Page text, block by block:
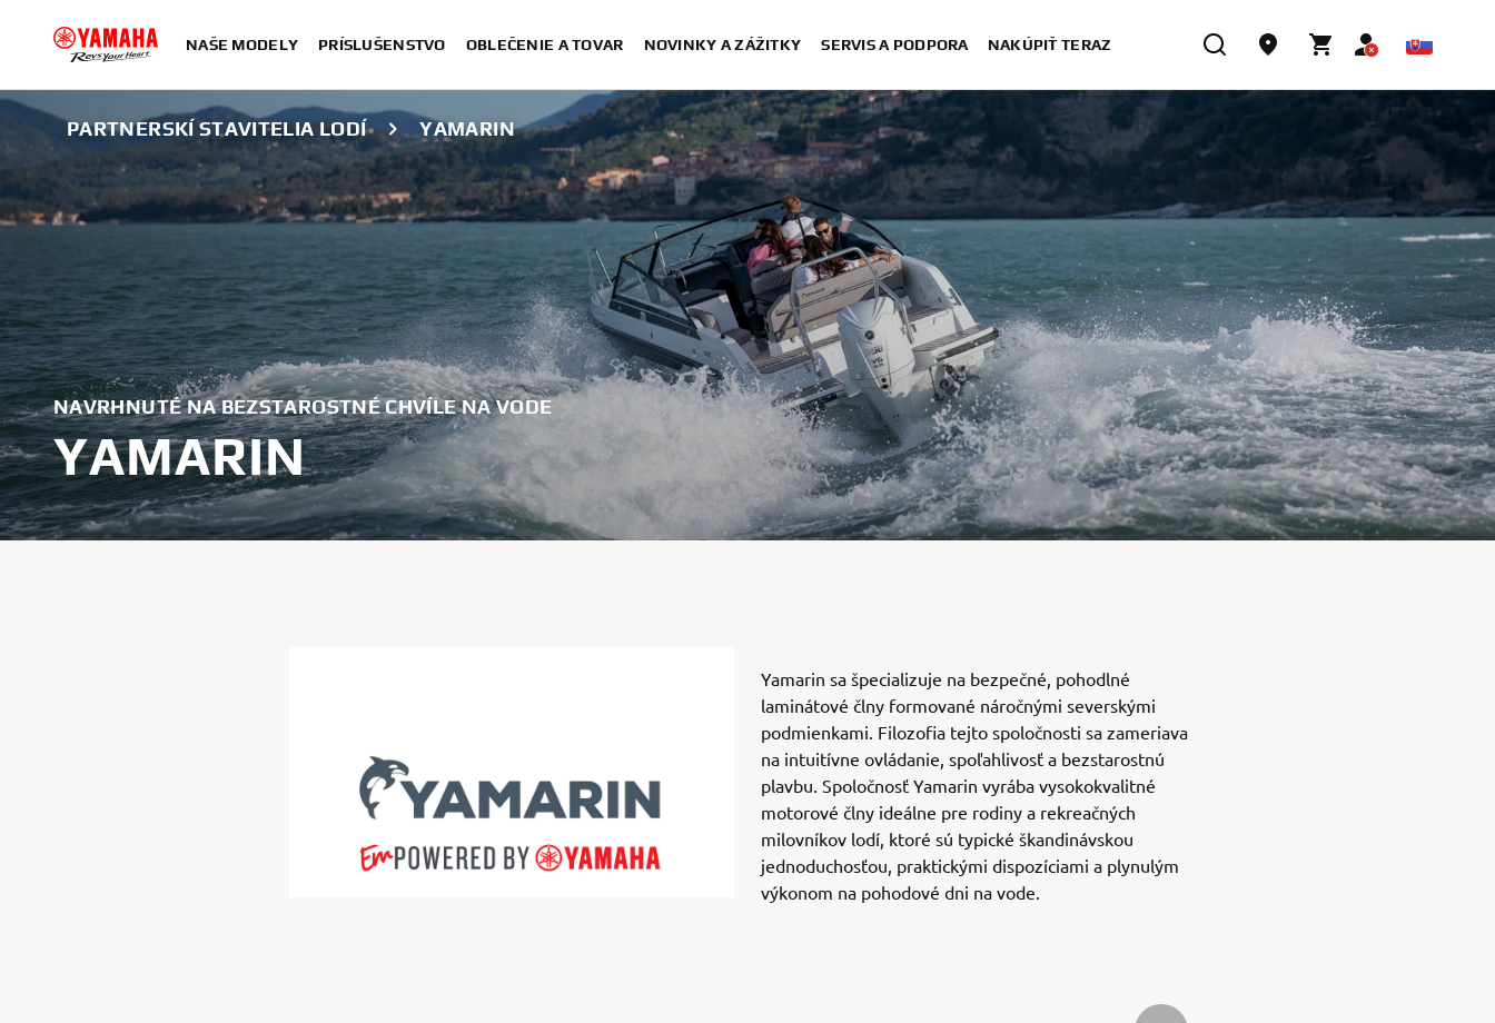
NAŠE MODELY PRÍSLUŠENSTVO OBLEČENIE A TOVAR NOVINKY A ZÁŽITKY SERVIS A PODPORA NAKÚPIŤ TERAZ
PARTNERSKÍ STAVITELIA LODÍ YAMARIN
NAVRHNUTÉ NA BEZSTAROSTNÉ CHVÍLE NA VODE
YAMARIN
Yamarin sa špecializuje na bezpečné, pohodlné
laminátové člny formované náročnými severskými
podmienkami. Filozofia tejto spoločnosti sa zameriava
na intuitívne ovládanie, spoľahlivosť a bezstarostnú
plavbu. Spoločnosť Yamarin vyrába vysokokvalitné
motorové člny ideálne pre rodiny a rekreačných
milovníkov lodí, ktoré sú typické škandinávskou
jednoduchosťou, praktickými dispozíciami a plynulým
výkonom na pohodové dni na vode.